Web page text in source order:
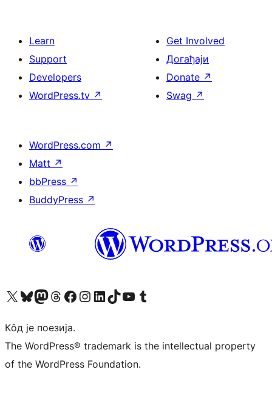
Learn
Support
Developers
WordPress.tv ↗
Get Involved
Догађаји
Donate ↗
Swag ↗
WordPress.com ↗
Matt ↗
bbPress ↗
BuddyPress ↗
Visit our X (formerly Twitter) account
Посетите наш Bluesky налог
Visit our Mastodon account
Посетите наш налог на Threads-у Visit our Facebook page
Посетите наш Инстаграм налог
Visit our LinkedIn account
Посетите наш TikTok налог
Visit our YouTube channel
Посетите наш Tumblr налог
Кôд је поезија.
The WordPress® trademark is the intellectual property
of the WordPress Foundation.